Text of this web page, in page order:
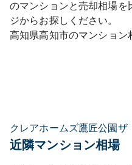
のマンションと売却相場を
ジからお探しください。
高知県高知市のマンション
クレアホームズ鷹匠公園ザ
近隣マンション相場